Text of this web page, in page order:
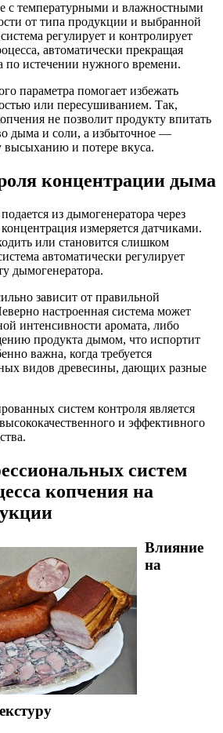
с температурными и влажностными
от типа продукции и выбранной
регулирует и контролирует
автоматически прекращая
по истечении нужного времени.
параметра помогает избежать
или пересушиванием. Так,
не позволит продукту впитать
дыма и соли, а избыточное —
и потере вкуса.
концентрации дыма
из дымогенератора через
измеряется датчиками.
или становится слишком
автоматически регулирует
дымогенератора.
зависит от правильной
настроенная система может
интенсивности аромата, либо
продукта дымом, что испортит
важна, когда требуется
видов древесины, дающих разные
систем контроля является
и эффективного
систем
копчения на
Влияние
на